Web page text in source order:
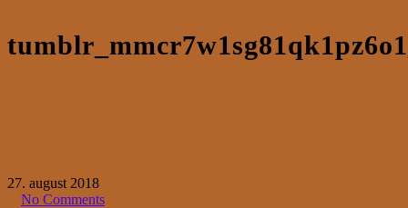
27. august 2018
No Comments